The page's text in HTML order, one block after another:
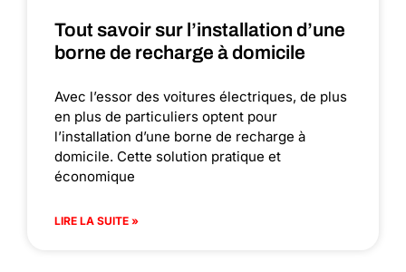
Tout savoir sur l’installation d’une
borne de recharge à domicile
Avec l’essor des voitures électriques, de plus
en plus de particuliers optent pour
l’installation d’une borne de recharge à
domicile. Cette solution pratique et
économique
LIRE LA SUITE »